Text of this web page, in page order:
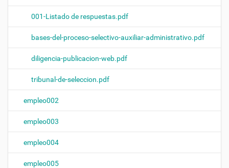
001-Listado de respuestas.pdf
bases-del-proceso-selectivo-auxiliar-administrativo.pdf
diligencia-publicacion-web.pdf
tribunal-de-seleccion.pdf
empleo002
empleo003
empleo004
empleo005